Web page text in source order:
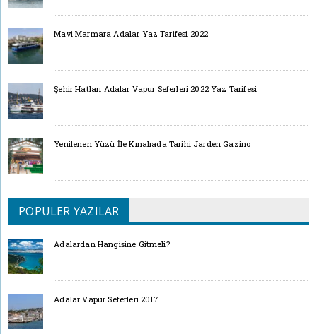
Mavi Marmara Adalar Yaz Tarifesi 2022
Şehir Hatları Adalar Vapur Seferleri 2022 Yaz Tarifesi
Yenilenen Yüzü İle Kınalıada Tarihi Jarden Gazino
POPÜLER YAZILAR
Adalardan Hangisine Gitmeli?
Adalar Vapur Seferleri 2017